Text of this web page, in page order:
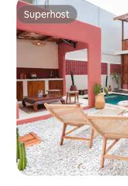
Superhost
Superhost